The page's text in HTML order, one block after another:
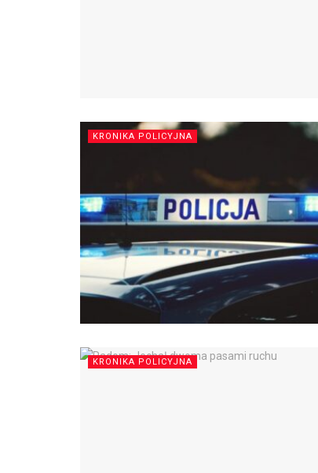
KRONIKA POLICYJNA
KRONIKA POLICYJNA